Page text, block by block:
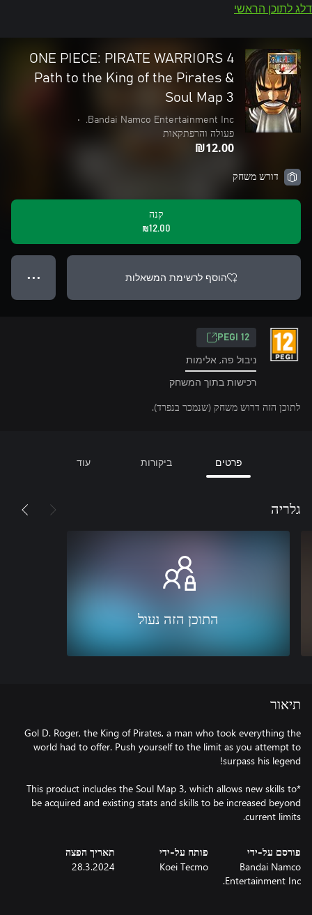
דלג לתוכן הראשי
ONE PIECE: PIRATE WARRIORS 4
Path to the King of the Pirates &
Soul Map 3
Bandai Namco Entertainment Inc.
•
פעולה והרפתקאות
‪₪‎12.00‬
דורש משחק
קנה
‪₪‎12.00‬
הוסף לרשימת המשאלות ● ● ●
‎PEGI 12‎
ניבול פה, אלימות
רכישות בתוך המשחק
לתוכן הזה דרוש משחק (שנמכר בנפרד).
פרטים ביקורות עוד
גלריה
התוכן הזה נעול
תיאור
Gol D. Roger, the King of Pirates, a man who took everything the
world had to offer. Push yourself to the limit as you attempt to
*This product includes the Soul Map 3, which allows new skills to
be acquired and existing stats and skills to be increased beyond
current limits.
פורסם על-ידי
Bandai Namco
Entertainment Inc.
פותח על-ידי
Koei Tecmo
תאריך הפצה
28.3.2024